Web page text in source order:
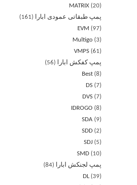
MATRIX 20
پمپ طبقاتی عمودی ابارا
161
EVM
97
Multigo 3
VMPS 61
پمپ کفکش ابارا
56
Best 8
DS 7
DVS 7
IDROGO
8
SDA
9
SDD 2
SDJ
5
SMD
10
پمپ لجنکش ابارا
84
DL 39